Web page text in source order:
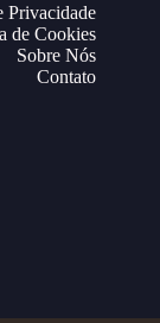
Privacidade
de Cookies
Sobre Nós
Contato